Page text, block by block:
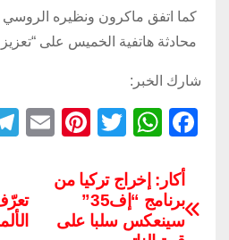
كما اتفق ماكرون ونظيره الروسي
محادثة هاتفية الخميس على “تعزيز
شارك الخبر:
F
c
e
W
at
s
T
tt
er
Pi
er
E
أكار: إخراج تركيا من
برنامج “إف35”
سينعكس سلبا على